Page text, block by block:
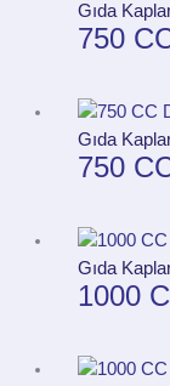
Gıda
750
Gıda
750
Gıda
1000